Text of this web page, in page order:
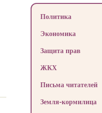
Политика
Экономика
Защита прав
ЖКХ
Письма читателей
Земля-кормилица